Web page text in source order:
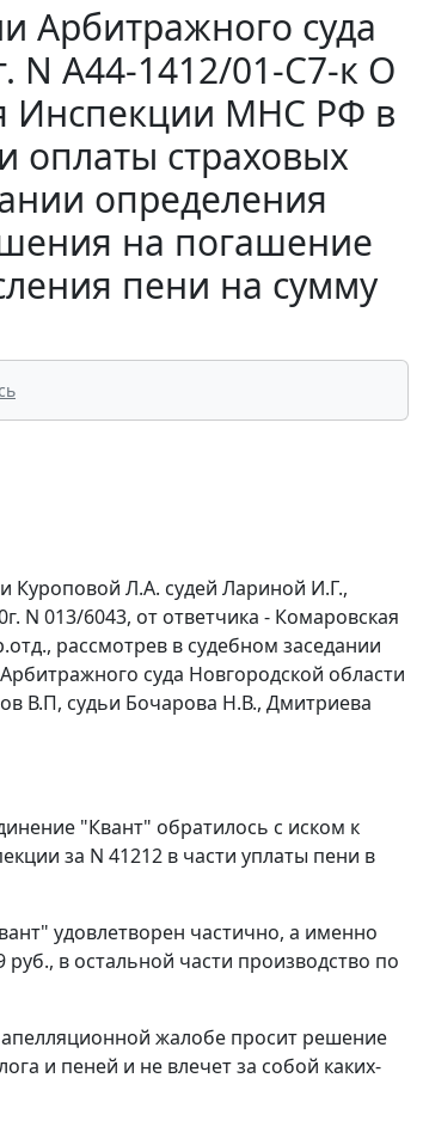
Арбитражного суда
N А44-1412/01-С7-к О
Инспекции МНС РФ в
оплаты страховых
определения
на погашение
пени на сумму
Куроповой Л.А. судей Лариной И.Г.,
N 013/6043, от ответчика - Комаровская
рассмотрев в судебном заседании
суда Новгородской области
В.П, судьи Бочарова Н.В., Дмитриева
"Квант" обратилось с иском к
за N 41212 в части уплаты пени в
удовлетворен частично, а именно
в остальной части производство по
жалобе просит решение
и пеней и не влечет за собой каких-